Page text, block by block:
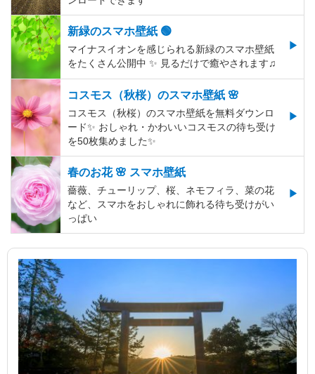
新緑のスマホ壁紙 🟢
マイナスイオンを感じられる新緑のスマホ壁紙
をたくさん公開中 ✨ 見るだけで癒やされます♫
コスモス（秋桜）のスマホ壁紙 🌸
コスモス（秋桜）のスマホ壁紙を無料ダウンロ
ード✨️ おしゃれ・かわいいコスモスの待ち受け
を50枚集めました✨️
春のお花 🌸 スマホ壁紙
薔薇、チューリップ、桜、ネモフィラ、菜の花
など、スマホをおしゃれに飾れる待ち受けがい
っぱい